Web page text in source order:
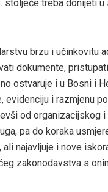
stoljeće treba donijeti
brzu i učinkovitu
dokumente,
ostvaruje i u Bosni i
i razmjenu
od organizacijskog
pa do koraka
najavljuje i nove
zakonodavstva s